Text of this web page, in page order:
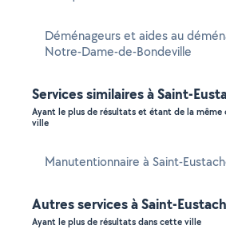
Déménageurs et aides au
Notre-Dame-de-Bondeville
Services similaires à Saint-
Ayant le plus de résultats et étant de la
ville
Manutentionnaire à Saint-
Autres services à Saint-
Ayant le plus de résultats dans cette ville